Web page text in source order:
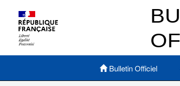
Menu principal
Bulletin Officiel